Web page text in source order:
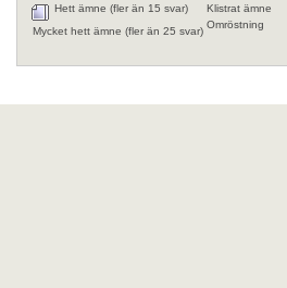
Hett ämne (fler än 15 svar)
Mycket hett ämne (fler än 25 svar)
Klistrat ämne
Omröstning